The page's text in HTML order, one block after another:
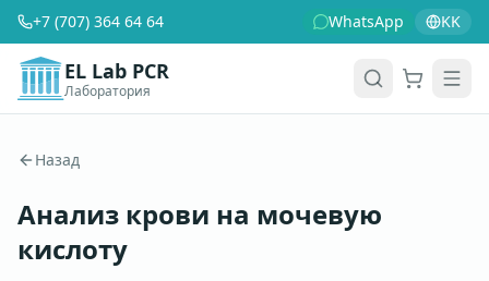
+7 (707) 364 64 64 WhatsApp KK
EL Lab PCR
Лаборатория
Назад
Анализ крови на мочевую
кислоту